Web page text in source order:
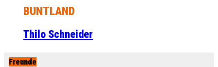
BUNTLAND
Thilo Schneider
Freunde